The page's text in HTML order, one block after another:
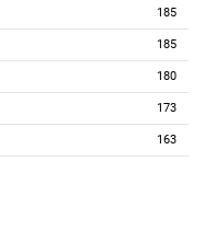
185
185
180
173
163